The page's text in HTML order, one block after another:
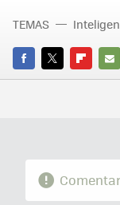
FACEBOOK
TWITTER
E-
TEMAS